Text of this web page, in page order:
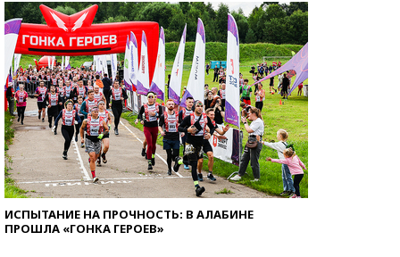
ИСПЫТАНИЕ НА ПРОЧНОСТЬ: В АЛАБИНЕ
ПРОШЛА «ГОНКА ГЕРОЕВ»